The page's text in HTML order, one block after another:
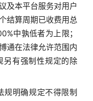
及本平台服务对用户
结算周期已收费用总
中孰低者为上限；
通在法律允许范围内
另有强制性规定的除
规明确规定不得限制